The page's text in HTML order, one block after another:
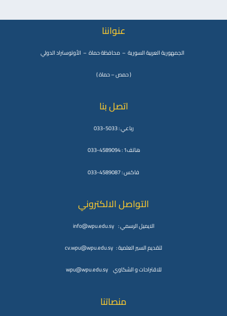
عنواننا
الجمهورية العربية السورية – محافظة حماة – الأوتوستراد الدولي
( حمص – حماة )
اتصل بنا
رباعي : 5033-033
هاتف1 : 4589094-033
فاكس : 4589087-033
التواصل الالكتروني
الايميل الرسمي : info@wpu.edu.sy
لتقديم السير العلمية : cv.wpu@wpu.edu.sy
للاقتراحات و الشكاوي wpu@wpu.edu.sy
منصاتنا